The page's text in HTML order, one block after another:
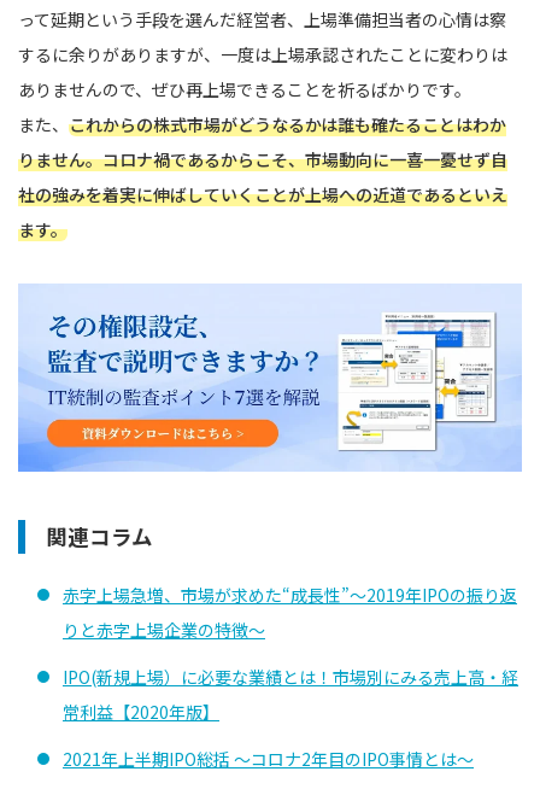
って延期という手段を選んだ経営者、上場準備担当者の心情は察
するに余りがありますが、一度は上場承認されたことに変わりは
ありませんので、ぜひ再上場できることを祈るばかりです。
また、 これからの株式市場がどうなるかは誰も確たることはわか
りません。コロナ禍であるからこそ、市場動向に一喜一憂せず自
社の強みを着実に伸ばしていくことが上場への近道であるといえ
ます。
関連コラム
赤字上場急増、市場が求めた“成長性”～2019年IPOの振り返
りと赤字上場企業の特徴～
IPO(新規上場）に必要な業績とは！市場別にみる売上高・経
常利益【2020年版】
2021年上半期IPO総括 ～コロナ2年目のIPO事情とは～